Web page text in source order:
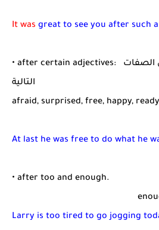
It was great to see you after such
• after certain adjectives: بعد صفات محددة . مثل الصفات
التالية
afraid, surprised, free, happy,
At last he was free to do what he
• after too and enough.
Larry is too tired to go jogging